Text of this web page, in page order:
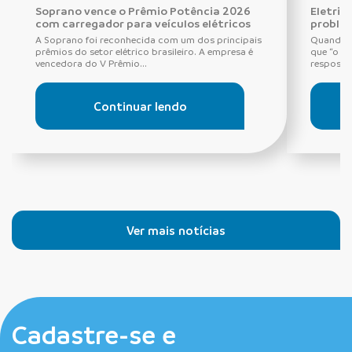
Soprano vence o Prêmio Potência 2026
com carregador para veículos elétricos
A Soprano foi reconhecida com um dos principais
prêmios do setor elétrico brasileiro. A empresa é
vencedora do V Prêmio...
Continuar lendo
Quando
que “o
resposta
Ver mais notícias
Cadastre-se e